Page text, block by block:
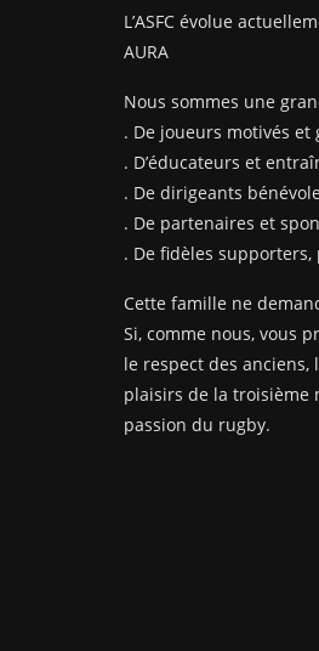
L’ASFC évolue
AURA
Nous sommes une
. De joueurs motivés et
. D’éducateurs et
. De dirigeants
. De partenaires et
. De fidèles
Cette famille ne
Si, comme nous, vous
le respect des anciens,
plaisirs de la troisième
passion du rugby.